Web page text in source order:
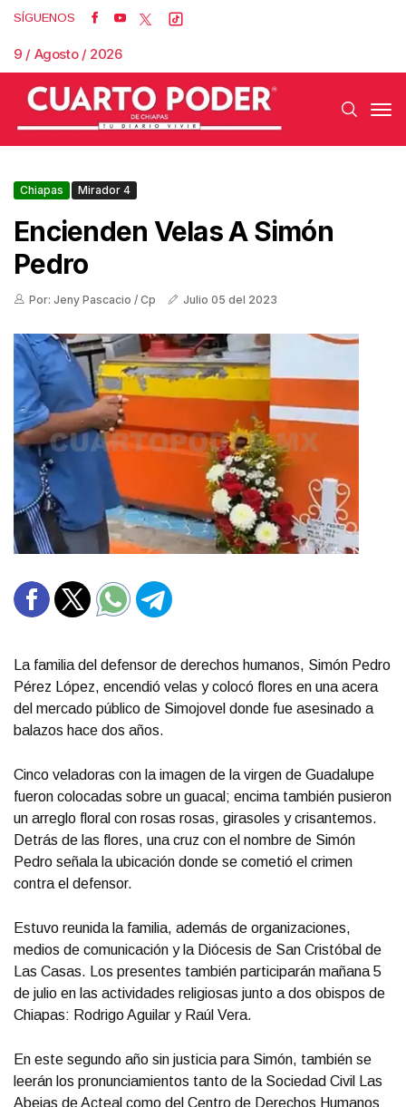
SÍGUENOS
9 / Agosto / 2026
Chiapas Mirador 4
Encienden Velas A Simón
Pedro
Por: Jeny Pascacio / Cp Julio 05 del 2023
La familia del defensor de derechos humanos, Simón Pedro
Pérez López, encendió velas y colocó flores en una acera
del mercado público de Simojovel donde fue asesinado a
balazos hace dos años.
Cinco veladoras con la imagen de la virgen de Guadalupe
fueron colocadas sobre un guacal; encima también pusieron
un arreglo floral con rosas rosas, girasoles y crisantemos.
Detrás de las flores, una cruz con el nombre de Simón
Pedro señala la ubicación donde se cometió el crimen
contra el defensor.
Estuvo reunida la familia, además de organizaciones,
medios de comunicación y la Diócesis de San Cristóbal de
Las Casas. Los presentes también participarán mañana 5
de julio en las actividades religiosas junto a dos obispos de
Chiapas: Rodrigo Aguilar y Raúl Vera.
En este segundo año sin justicia para Simón, también se
leerán los pronunciamientos tanto de la Sociedad Civil Las
Abejas de Acteal como del Centro de Derechos Humanos